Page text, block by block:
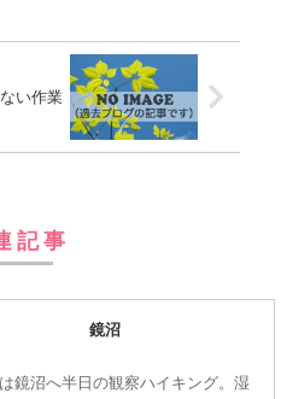
い作業
記事
鏡沼
鏡沼へ半日の観察ハイキング。湿